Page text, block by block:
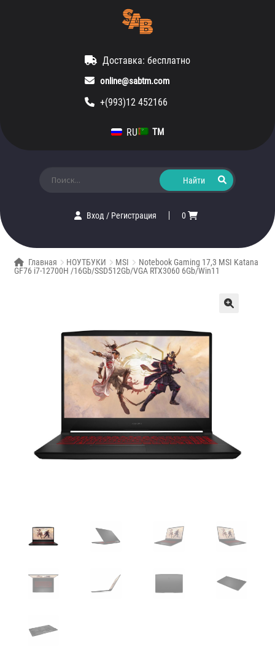
Доставка: бесплатно
online@sabtm.com
+(993)12 452166
RU TM
Вход/ Регистрация 0
Главная НОУТБУКИ MSI
Notebook Gaming 17,3 MSI Katana
GF76 i7-12700H /16Gb/SSD512Gb/VGA RTX3060 6Gb/Win11